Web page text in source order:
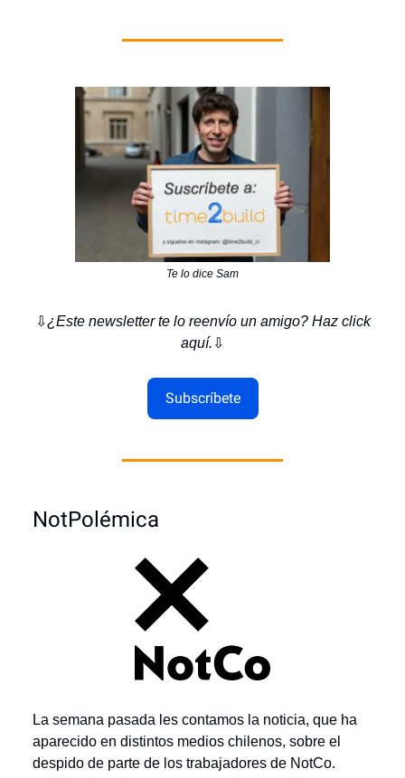
Te lo dice Sam
⇩¿Este newsletter te lo reenvío un amigo? Haz click
aquí. ⇩
Subscríbete
NotPolémica
La semana pasada les contamos la noticia, que ha
aparecido en distintos medios chilenos, sobre el
despido de parte de los trabajadores de NotCo.